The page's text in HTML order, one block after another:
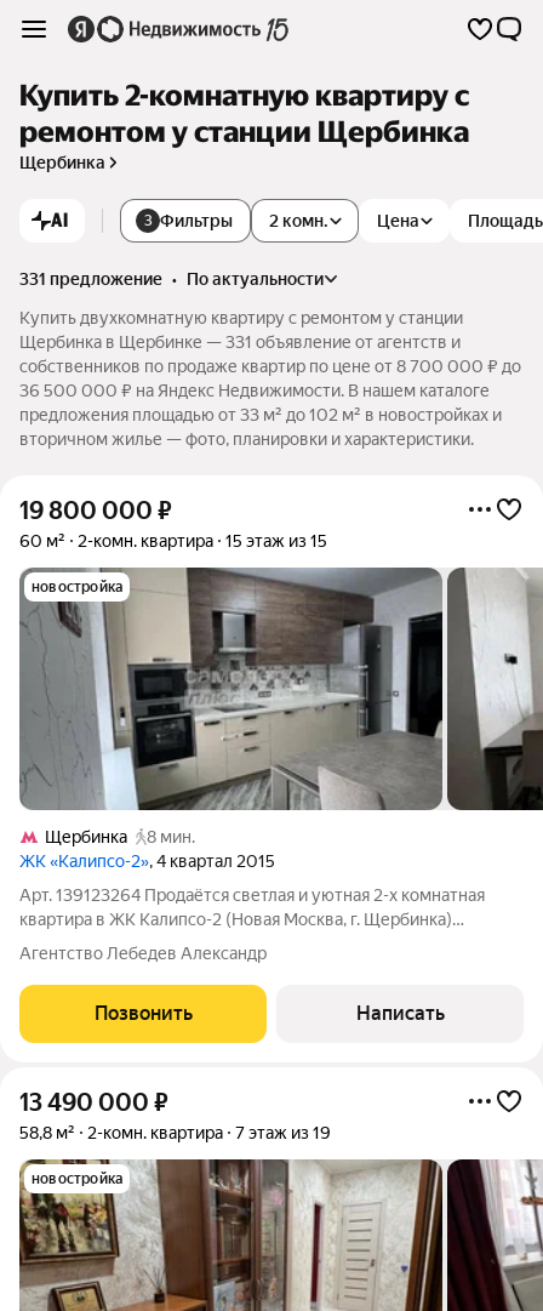
Купить 2-комнатную квартиру с
ремонтом у станции Щербинка
Щербинка
AI 3 Фильтры 2 комн. Цена Площадь
331 предложение •
по актуальности
Купить двухкомнатную квартиру с ремонтом у станции
Щербинка в Щербинке — 331 объявление от агентств и
собственников по продаже квартир по цене от 8 700 000 ₽ до
36 500 000 ₽ на Яндекс Недвижимости. В нашем каталоге
предложения площадью от 33 м² до 102 м² в новостройках и
вторичном жилье — фото, планировки и характеристики.
19 800 000 ₽
60 м² 2-комн. квартира 15 этаж из 15
новостройка
Щербинка
8 мин.
ЖК «Калипсо-2», 4 квартал 2015
Арт. 139123264 Продаётся светлая и уютная 2-х комнатная
квартира в ЖК Калипсо-2 (Новая Москва, г. Щербинка)
Предлагаем вашему вниманию просторную и качественно
отделанную двухкомнатную квартиру в современном
монолитном доме 2016 года постройки. Жилой
Агентство Лебедев Александр
Позвонить Написать
13 490 000 ₽
58,8 м² 2-комн. квартира 7 этаж из 19
новостройка